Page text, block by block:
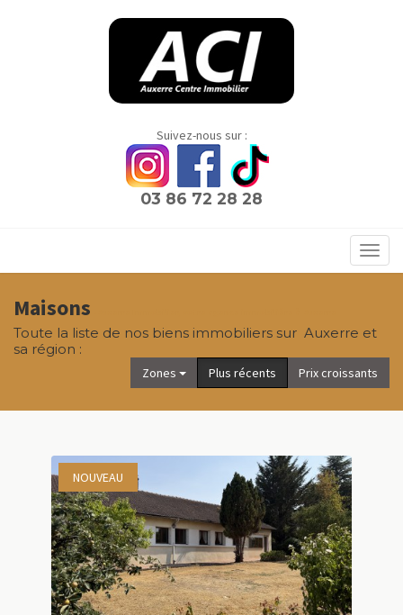
Suivez-nous sur :
03 86 72 28 28
Maisons
Toute la liste de nos biens immobiliers sur Auxerre et
sa région :
Zones Plus récents Prix croissants
NOUVEAU